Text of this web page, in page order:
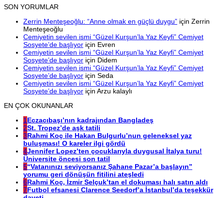
SON YORUMLAR
Zerrin Menteşeoğlu: “Anne olmak en güçlü duygu” için Zerrin
Menteşeoğlu
Cemiyetin sevilen ismi “Güzel Kurşun’la Yaz Keyfi” Cemiyet
Sosyete’de başlıyor için Evren
Cemiyetin sevilen ismi “Güzel Kurşun’la Yaz Keyfi” Cemiyet
Sosyete’de başlıyor için Didem
Cemiyetin sevilen ismi “Güzel Kurşun’la Yaz Keyfi” Cemiyet
Sosyete’de başlıyor için Seda
Cemiyetin sevilen ismi “Güzel Kurşun’la Yaz Keyfi” Cemiyet
Sosyete’de başlıyor için Arzu kalaylı
EN ÇOK OKUNANLAR
1 Eczacıbaşı’nın kadrajından Bangladeş
2St. Tropez’de aşk tatili
3Rahmi Koç ile Hakan Bulgurlu’nun geleneksel yaz
buluşması! O kareler ilgi gördü
4Jennifer Lopez’ten çocuklarıyla duygusal İtalya turu!
Üniversite öncesi son tatil
5“Vatanınızı seviyorsanız Şahane Pazar’a başlayın”
yorumu geri dönüşün fitilini ateşledi
6Rahmi Koç, İzmir Selçuk’tan el dokuması halı satın aldı
7Futbol efsanesi Clarence Seedorf’a İstanbul’da teşekkür